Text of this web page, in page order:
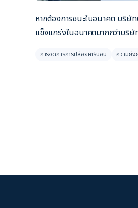
หากต้องการชนะในอนาคต บริษั
แข็งแกร่งในอนาคตมากกว่าบริ
การจัดการการปล่อยคาร์บอน ความยั่ง